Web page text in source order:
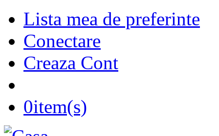
Lista mea de preferinte
Conectare
Creaza Cont
0item(s)